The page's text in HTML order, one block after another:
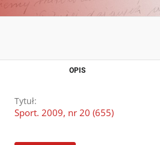
OPIS
Tytuł:
Sport. 2009, nr 20 (655)